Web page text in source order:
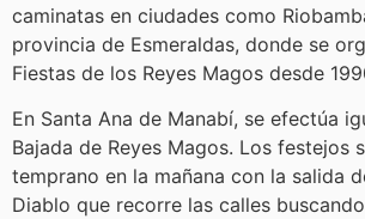
caminatas en ciudades como
provincia de Esmeraldas, donde se
Fiestas de los Reyes Magos desde
En Santa Ana de Manabí, se efectúa
Bajada de Reyes Magos. Los festejos
temprano en la mañana con la salida
Diablo que recorre las calles